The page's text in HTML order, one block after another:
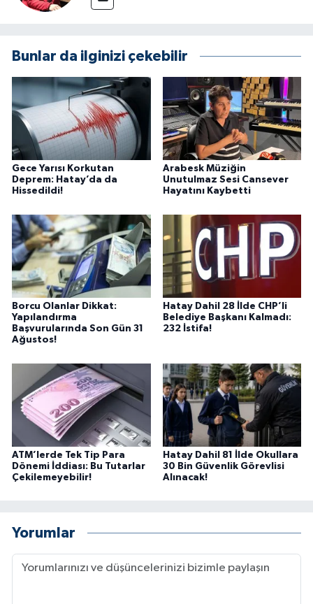
Bunlar da ilginizi çekebilir
Gece Yarısı Korkutan
Deprem: Hatay’da da
Hissedildi!
Arabesk Müziğin
Unutulmaz Sesi Cansever
Hayatını Kaybetti
Borcu Olanlar Dikkat:
Yapılandırma
Başvurularında Son Gün 31
Ağustos!
Hatay Dahil 28 İlde CHP’li
Belediye Başkanı Kalmadı:
232 İstifa!
ATM’lerde Tek Tip Para
Dönemi İddiası: Bu Tutarlar
Çekilemeyebilir!
Hatay Dahil 81 İlde Okullara
30 Bin Güvenlik Görevlisi
Alınacak!
Yorumlar